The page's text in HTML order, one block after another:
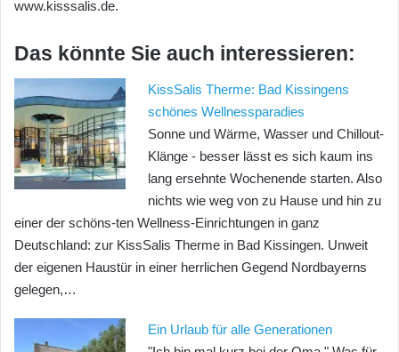
www.kisssalis.de.
Das könnte Sie auch interessieren:
KissSalis Therme: Bad Kissingens
schönes Wellnessparadies
Sonne und Wärme, Wasser und Chillout-
Klänge - besser lässt es sich kaum ins
lang ersehnte Wochenende starten. Also
nichts wie weg von zu Hause und hin zu
einer der schöns-ten Wellness-Einrichtungen in ganz
Deutschland: zur KissSalis Therme in Bad Kissingen. Unweit
der eigenen Haustür in einer herrlichen Gegend Nordbayerns
gelegen,…
Ein Urlaub für alle Generationen